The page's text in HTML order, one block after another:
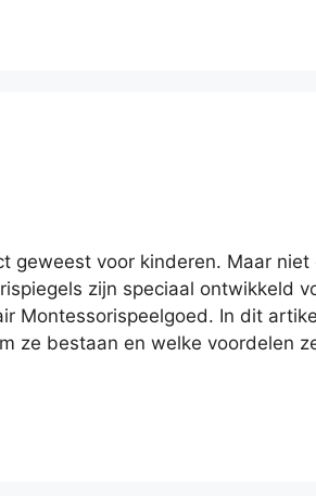
geweest voor kinderen. Maar niet
zijn speciaal ontwikkeld
Montessorispeelgoed. In dit
ze bestaan en welke voordelen